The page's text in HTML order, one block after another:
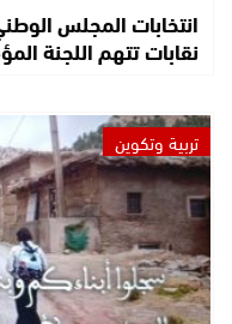
انتخابات المجلس
نقابات تتهم اللجنة
تربية وتكوين